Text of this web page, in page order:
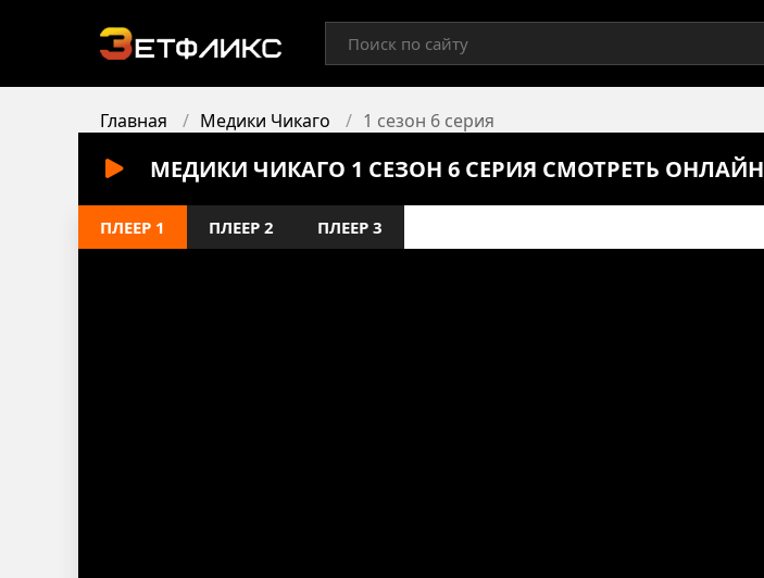
Главная Медики Чикаго 1 сезон 6 серия
МЕДИКИ ЧИКАГО 1 СЕЗОН 6 СЕРИЯ СМОТРЕТЬ ОНЛАЙН
ПЛЕЕР 1 ПЛЕЕР 2 ПЛЕЕР 3